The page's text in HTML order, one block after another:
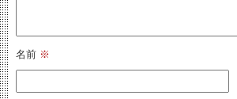
名前 ※